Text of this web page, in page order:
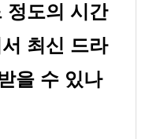
정도의 시간
최신 드라
을 수 있나